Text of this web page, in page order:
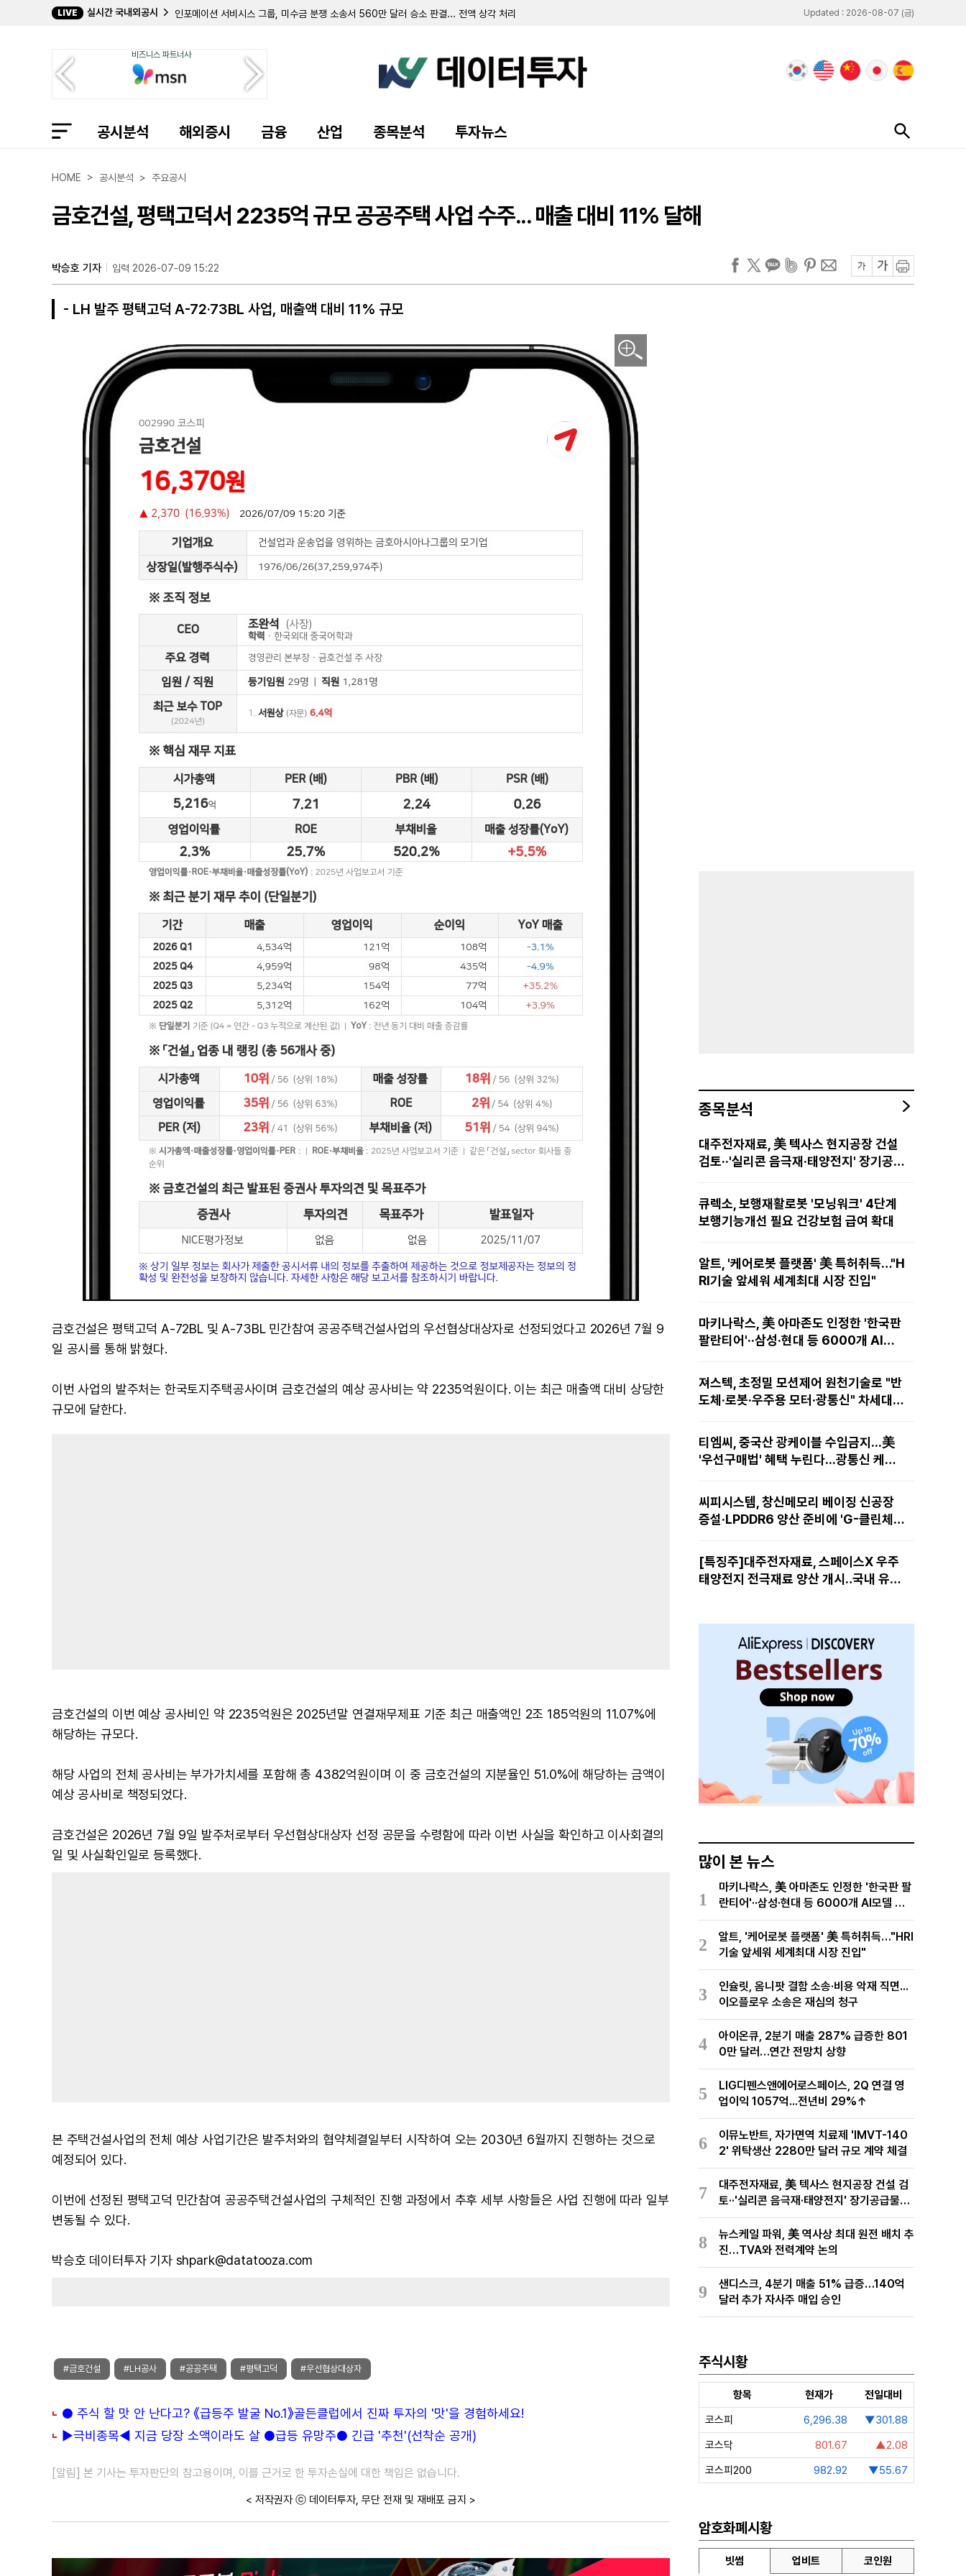
LIVE 실시간 국내외공시
인포메이션 서비시스 그룹, 미수금 분쟁 소송서 560만 달러 승소 판결... 전액 상각 처리
컨스털레이션 에너지, 2분기 순이익 5억 1300만 달러 기록…칼파인 인수 효과 반영
오큐젠, '존속 능력 의문'에 주가 불확실성 증폭…추가 자금 조달 모색
솔리타리오 리소시스, 2분기 순손실 183만 달러로 확대…골든 크레스트 시추 개시로 탐사비 증가
인컴 오퍼튜니티 리얼티 인베스터스, 2분기 순이익 70만 달러…전년비 감소
애틀랜틱 유니언 뱅크셰어스, 2분기 순이익 1억 6101만 달러 기록…전년비 대폭 증가
Updated : 2026-08-07 (금)
비즈니스 파트너사
공시분석 해외증시 금융 산업 종목분석 투자뉴스
HOME > 공시분석 > 주요공시
금호건설, 평택고덕서 2235억 규모 공공주택 사업 수주... 매출 대비 11% 달해
박승호 기자 입력 2026-07-09 15:22
- LH 발주 평택고덕 A-72·73BL 사업, 매출액 대비 11% 규모
금호건설은 평택고덕 A-72BL 및 A-73BL 민간참여 공공주택건설사업의 우선협상대상자로 선정되었다고 2026년 7월 9
일 공시를 통해 밝혔다.
이번 사업의 발주처는 한국토지주택공사이며 금호건설의 예상 공사비는 약 2235억원이다. 이는 최근 매출액 대비 상당한
규모에 달한다.
금호건설의 이번 예상 공사비인 약 2235억원은 2025년말 연결재무제표 기준 최근 매출액인 2조 185억원의 11.07%에
해당하는 규모다.
해당 사업의 전체 공사비는 부가가치세를 포함해 총 4382억원이며 이 중 금호건설의 지분율인 51.0%에 해당하는 금액이
예상 공사비로 책정되었다.
금호건설은 2026년 7월 9일 발주처로부터 우선협상대상자 선정 공문을 수령함에 따라 이번 사실을 확인하고 이사회결의
일 및 사실확인일로 등록했다.
본 주택건설사업의 전체 예상 사업기간은 발주처와의 협약체결일부터 시작하여 오는 2030년 6월까지 진행하는 것으로
예정되어 있다.
이번에 선정된 평택고덕 민간참여 공공주택건설사업의 구체적인 진행 과정에서 추후 세부 사항들은 사업 진행에 따라 일부
변동될 수 있다.
박승호 데이터투자 기자 shpark@datatooza.com
#금호건설 #LH공사 #공공주택 #평택고덕 #우선협상대상자
● 주식 할 맛 안 난다고? 《급등주 발굴 No.1》골든클럽에서 진짜 투자의 '맛'을 경험하세요!
▶극비종목◀ 지금 당장 소액이라도 살 ●급등 유망주● 긴급 '추천'(선착순 공개)
[알림] 본 기사는 투자판단의 참고용이며, 이를 근거로 한 투자손실에 대한 책임은 없습니다.
< 저작권자 ⓒ 데이터투자, 무단 전재 및 재배포 금지 >
종목분석
대주전자재료, 美 텍사스 현지공장 건설
검토··'실리콘 음극재·태양전지' 장기공급
큐렉소, 보행재활로봇 '모닝워크' 4단계
보행기능개선 필요 건강보험 급여 확대
알트, '케어로봇 플랫폼' 美 특허취득…"H
RI기술 앞세워 세계최대 시장 진입"
마키나락스, 美 아마존도 인정한 '한국판
팔란티어'··삼성·현대 등 6000개 AI모
져스텍, 초정밀 모션제어 원천기술로 "반
도체·로봇·우주용 모터·광통신" 차세대
티엠씨, 중국산 광케이블 수입금지...美
'우선구매법' 혜택 누린다...광통신 케이
씨피시스템, 창신메모리 베이징 신공장
증설·LPDDR6 양산 준비에 'G-클린체
[특징주]대주전자재료, 스페이스X 우주
태양전지 전극재료 양산 개시‥국내 유일
많이 본 뉴스
1
마키나락스, 美 아마존도 인정한 '한국판 팔
란티어'··삼성·현대 등 6000개 AI모델 현
장적용
2
알트, '케어로봇 플랫폼' 美 특허취득…"HRI
기술 앞세워 세계최대 시장 진입"
3
인슐릿, 옴니팟 결함 소송·비용 악재 직면...
이오플로우 소송은 재심의 청구
4
아이온큐, 2분기 매출 287% 급증한 801
0만 달러…연간 전망치 상향
5
LIG디펜스앤에어로스페이스, 2Q 연결 영
업이익 1057억...전년비 29%↑
6
이뮤노반트, 자가면역 치료제 'IMVT-140
2' 위탁생산 2280만 달러 규모 계약 체결
7
대주전자재료, 美 텍사스 현지공장 건설 검
토··'실리콘 음극재·태양전지' 장기공급물량
확보 준비
8
뉴스케일 파워, 美 역사상 최대 원전 배치 추
진…TVA와 전력계약 논의
9
샌디스크, 4분기 매출 51% 급증…140억
달러 추가 자사주 매입 승인
주식시황
항목 현재가
전일대비
코스피
6,296.38
▼301.88
코스닥
801.67
▲2.08
코스피200
982.92 ▼55.67
암호화폐시황
빗썸 업비트 코인원